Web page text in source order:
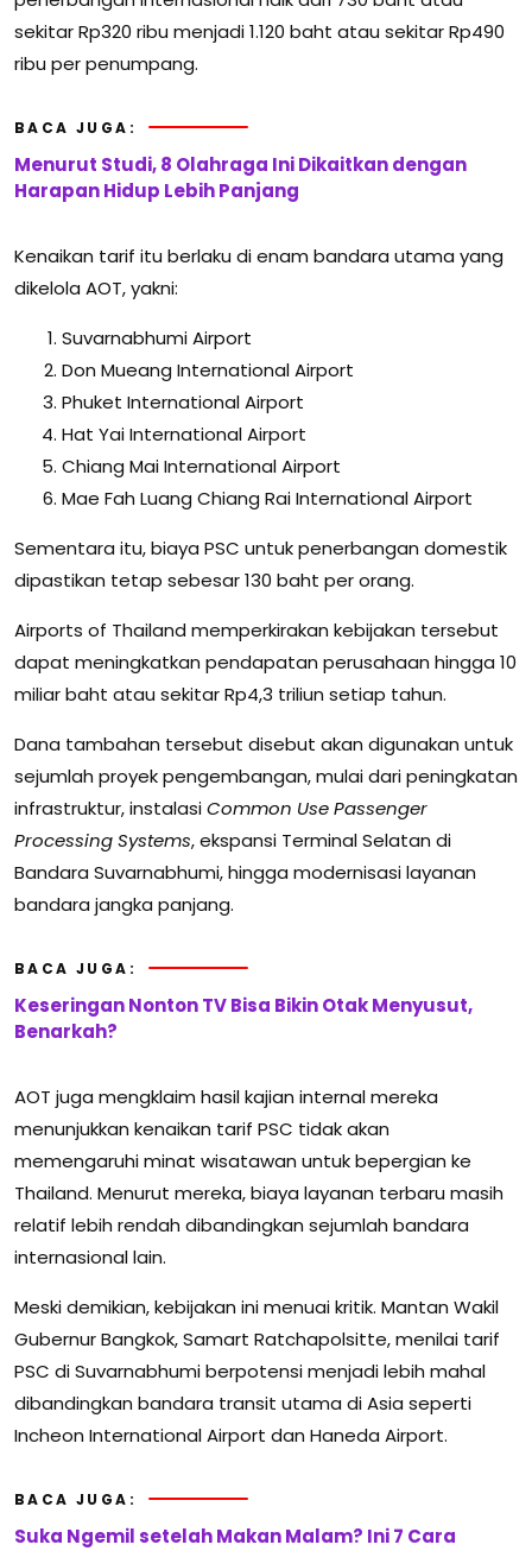
sekitar Rp320 ribu menjadi 1.120 baht atau sekitar Rp490
ribu per penumpang.
BACA JUGA:
Menurut Studi, 8 Olahraga Ini Dikaitkan dengan
Harapan Hidup Lebih Panjang
Kenaikan tarif itu berlaku di enam bandara utama yang
dikelola AOT, yakni:
Suvarnabhumi Airport
Don Mueang International Airport
Phuket International Airport
Hat Yai International Airport
Chiang Mai International Airport
Mae Fah Luang Chiang Rai International Airport
Sementara itu, biaya PSC untuk penerbangan domestik
dipastikan tetap sebesar 130 baht per orang.
Airports of Thailand memperkirakan kebijakan tersebut
dapat meningkatkan pendapatan perusahaan hingga 10
miliar baht atau sekitar Rp4,3 triliun setiap tahun.
Dana tambahan tersebut disebut akan digunakan untuk
sejumlah proyek pengembangan, mulai dari peningkatan
infrastruktur, instalasiCommon Use Passenger
Processing Systems, ekspansi Terminal Selatan di
Bandara Suvarnabhumi, hingga modernisasi layanan
bandara jangka panjang.
BACA JUGA:
Keseringan Nonton TV Bisa Bikin Otak Menyusut,
Benarkah?
AOT juga mengklaim hasil kajian internal mereka
menunjukkan kenaikan tarif PSC tidak akan
memengaruhi minat wisatawan untuk bepergian ke
Thailand. Menurut mereka, biaya layanan terbaru masih
relatif lebih rendah dibandingkan sejumlah bandara
internasional lain.
Meski demikian, kebijakan ini menuai kritik. Mantan Wakil
Gubernur Bangkok,Samart Ratchapolsitte, menilai tarif
PSC di Suvarnabhumi berpotensi menjadi lebih mahal
dibandingkan bandara transit utama di Asia seperti
Incheon International Airport dan Haneda Airport.
BACA JUGA:
Suka Ngemil setelah Makan Malam? Ini 7 Cara